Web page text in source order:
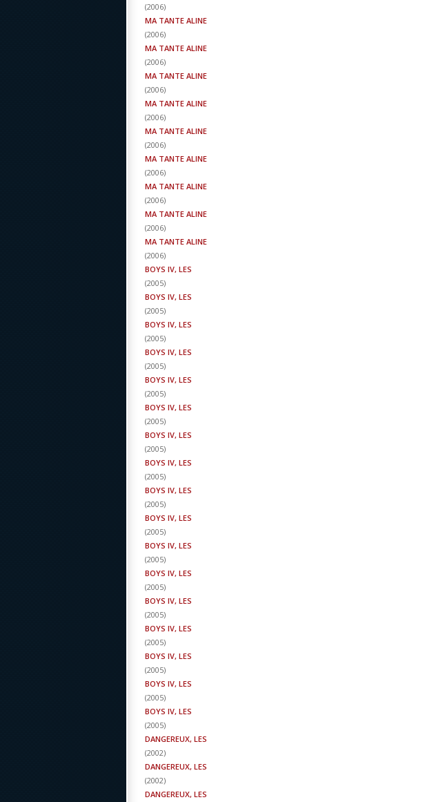
(2006)
MA TANTE ALINE
(2006)
MA TANTE ALINE
(2006)
MA TANTE ALINE
(2006)
MA TANTE ALINE
(2006)
MA TANTE ALINE
(2006)
MA TANTE ALINE
(2006)
MA TANTE ALINE
(2006)
MA TANTE ALINE
(2006)
MA TANTE ALINE
(2006)
BOYS IV, LES
(2005)
BOYS IV, LES
(2005)
BOYS IV, LES
(2005)
BOYS IV, LES
(2005)
BOYS IV, LES
(2005)
BOYS IV, LES
(2005)
BOYS IV, LES
(2005)
BOYS IV, LES
(2005)
BOYS IV, LES
(2005)
BOYS IV, LES
(2005)
BOYS IV, LES
(2005)
BOYS IV, LES
(2005)
BOYS IV, LES
(2005)
BOYS IV, LES
(2005)
BOYS IV, LES
(2005)
BOYS IV, LES
(2005)
BOYS IV, LES
(2005)
DANGEREUX, LES
(2002)
DANGEREUX, LES
(2002)
DANGEREUX, LES